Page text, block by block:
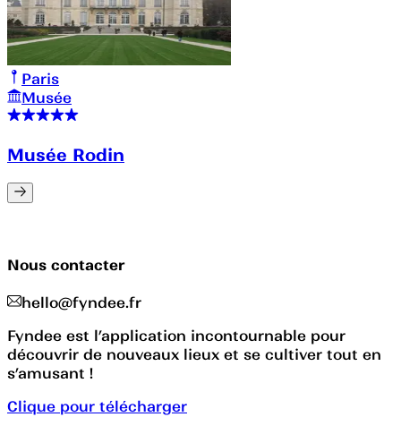
Paris
Musée
Musée Rodin
Nous contacter
hello@fyndee.fr
Fyndee est l’application incontournable pour
découvrir de nouveaux lieux et se cultiver tout en
s’amusant !
Clique pour télécharger